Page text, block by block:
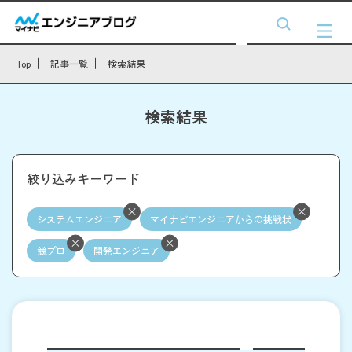
Top 記事一覧 検索結果
検索結果
絞り込みキーワード
システムエンジニア マイナビエンジニアからの挑戦状
競プロ 開発エンジニア